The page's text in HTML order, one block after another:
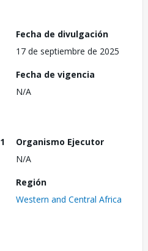
Fecha de divulgación
17 de septiembre de 2025
Fecha de vigencia
N/A
1
Organismo Ejecutor
N/A
Región
Western and Central Africa